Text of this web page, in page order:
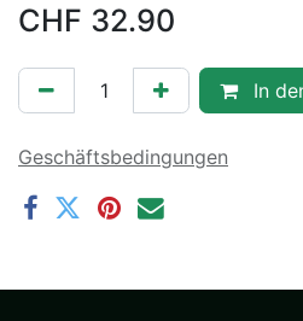
CHF 32.90
In
Geschäftsbedingungen